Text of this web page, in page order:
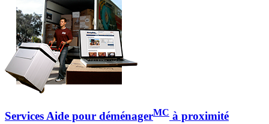
Services Aide pour déménagerMC à proximité